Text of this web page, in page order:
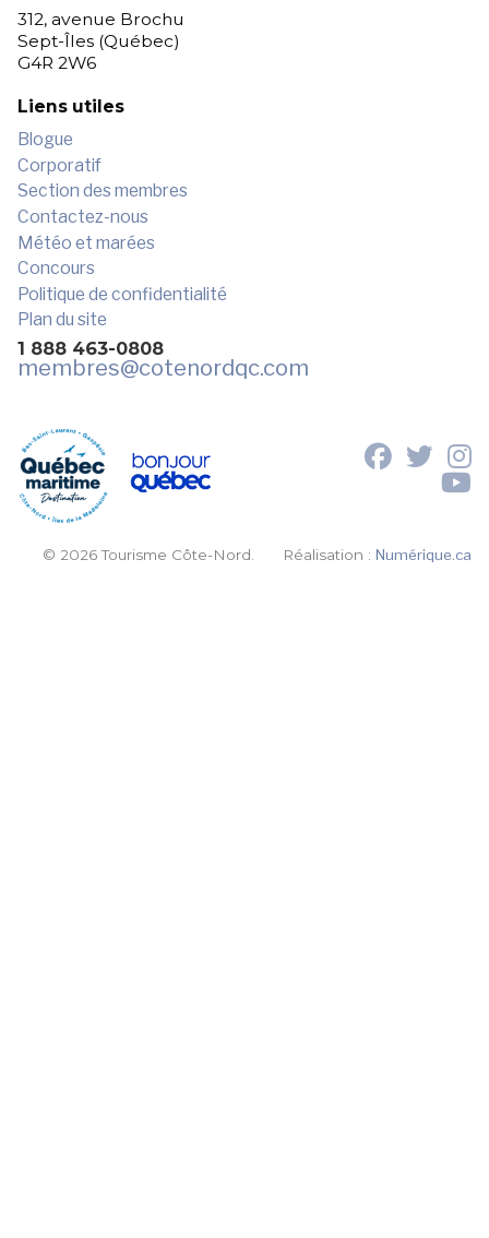
312, avenue Brochu
Sept-Îles (Québec)
G4R 2W6
Liens utiles
Blogue
Corporatif
Section des membres
Contactez-nous
Météo et marées
Concours
Politique de confidentialité
Plan du site
1 888 463-0808
membres@cotenordqc.com
© 2026 Tourisme Côte-Nord. Réalisation :Numérique.ca